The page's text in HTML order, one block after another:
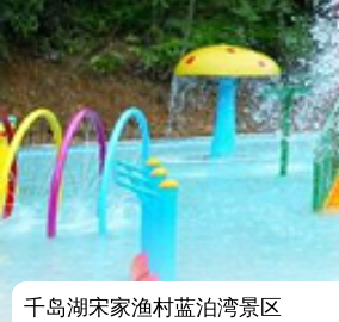
千岛湖宋家渔村蓝泊湾景区